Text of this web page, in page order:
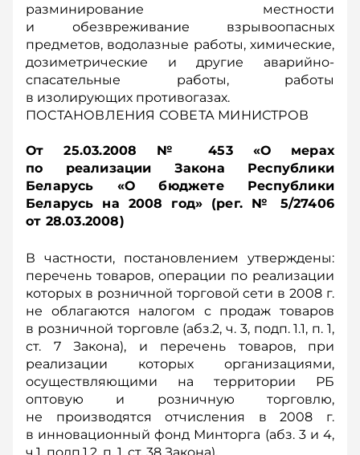
разминирование местности
и обезвреживание взрывоопасных
предметов, водолазные работы, химические,
дозиметрические и другие аварийно-
спасательные работы, работы
в изолирующих противогазах.
ПОСТАНОВЛЕНИЯ СОВЕТА МИНИСТРОВ
От 25.03.2008 № 453 «О мерах
по реализации Закона Республики
Беларусь «О бюджете Республики
Беларусь на 2008 год» (рег. № 5/27406
от 28.03.2008)
В частности, постановлением утверждены:
перечень товаров, операции по реализации
которых в розничной торговой сети в 2008 г.
не облагаются налогом с продаж товаров
в розничной торговле (абз.2, ч. 3, подп. 1.1, п. 1,
ст. 7 Закона), и перечень товаров, при
реализации которых организациями,
осуществляющими на территории РБ
оптовую и розничную торговлю,
не производятся отчисления в 2008 г.
в инновационный фонд Минторга (абз. 3 и 4,